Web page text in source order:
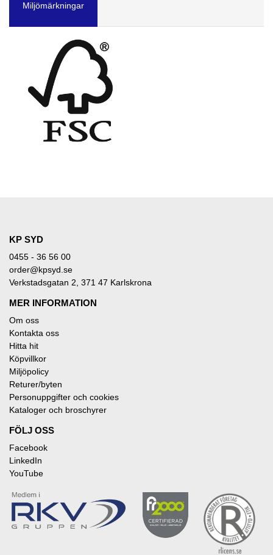
Miljömärkningar
KP SYD
0455 - 36 56 00
order@kpsyd.se
Verkstadsgatan 2, 371 47 Karlskrona
MER INFORMATION
Om oss
Kontakta oss
Hitta hit
Köpvillkor
Miljöpolicy
Returer/byten
Personuppgifter och cookies
Kataloger och broschyrer
FÖLJ OSS
Facebook
LinkedIn
YouTube